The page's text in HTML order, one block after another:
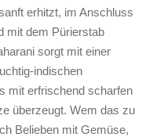
erhitzt, im Anschluss
mit dem Pürierstab
sorgt mit einer
indischen
mit erfrischend scharfen
überzeugt. Wem das zu
Belieben mit Gemüse,